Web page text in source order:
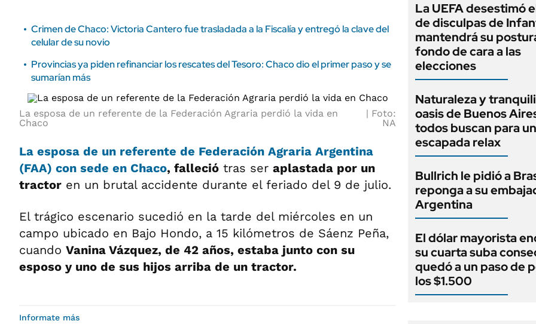
Crimen de Chaco: Victoria Cantero fue trasladada a la Fiscalía y entregó la clave del
celular de su novio
Provincias ya piden refinanciar los rescates del Tesoro: Chaco dio el primer paso y se
sumarían más
La esposa de un referente de la Federación Agraria perdió la vida en
Chaco
Foto:
NA
La esposa de un referente de Federación Agraria Argentina
(FAA) con sede en Chaco, falleció tras ser aplastada por un
tractor en un brutal accidente durante el feriado del 9 de julio.
El trágico escenario sucedió en la tarde del miércoles en un
campo ubicado en Bajo Hondo, a 15 kilómetros de Sáenz Peña,
cuando Vanina Vázquez, de 42 años, estaba junto con su
esposo y uno de sus hijos arriba de un tractor.
Informate más
La UEFA desestimó
de disculpas de
mantendrá su
fondo de cara a las
elecciones
Naturaleza y
oasis de Buenos
todos buscan para
escapada relax
Bullrich le pidió a
reponga a su
Argentina
El dólar mayorista
su cuarta suba
quedó a un paso de
los $1.500